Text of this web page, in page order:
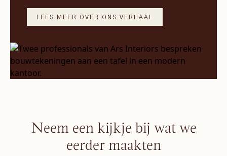
LEES MEER OVER ONS VERHAAL
Neem een kijkje bij wat we
eerder maakten